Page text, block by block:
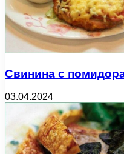
Свинина с
03.04.2024